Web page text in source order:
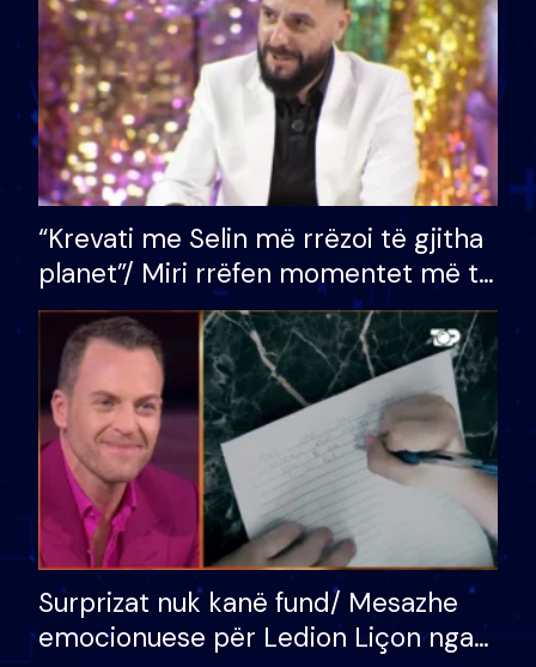
“Krevati me Selin më rrëzoi të gjitha
planet”/ Miri rrëfen momentet më të
bukura në shtëpinë e BB VIP: Do më
mungojë zilja e mëngjesit kur…
Surprizat nuk kanë fund/ Mesazhe
emocionuese për Ledion Liçon nga